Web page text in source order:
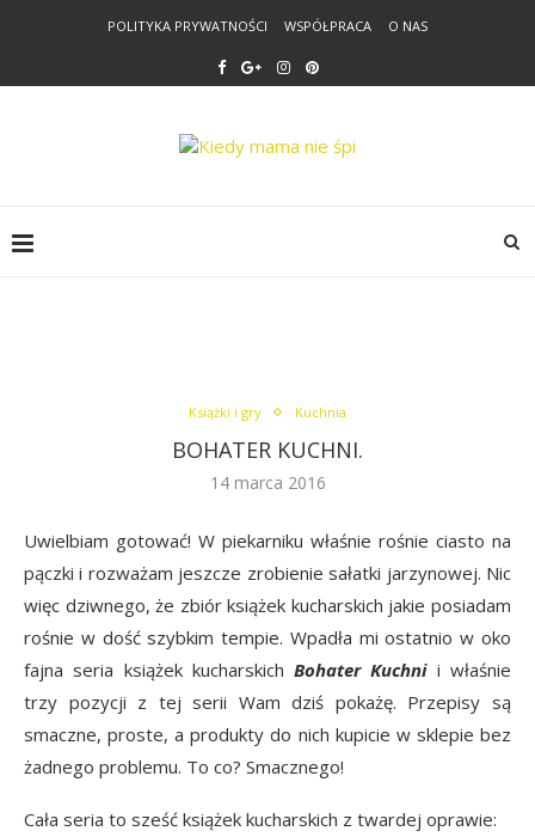
POLITYKA PRYWATNOŚCI WSPÓŁPRACA O NAS
Książki i gry Kuchnia
BOHATER KUCHNI.
14 marca 2016
Uwielbiam gotować! W piekarniku właśnie rośnie ciasto na
pączki i rozważam jeszcze zrobienie sałatki jarzynowej. Nic
więc dziwnego, że zbiór książek kucharskich jakie posiadam
rośnie w dość szybkim tempie. Wpadła mi ostatnio w oko
fajna seria książek kucharskichBohater Kuchnii właśnie
trzy pozycji z tej serii Wam dziś pokażę. Przepisy są
smaczne, proste, a produkty do nich kupicie w sklepie bez
żadnego problemu. To co? Smacznego!
Cała seria to sześć książek kucharskich z twardej oprawie: